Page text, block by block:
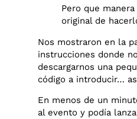
Pero que
original de
Nos mostraron en la
instrucciones donde
descargarnos una
código a introducir…
En menos de un
al evento y podía